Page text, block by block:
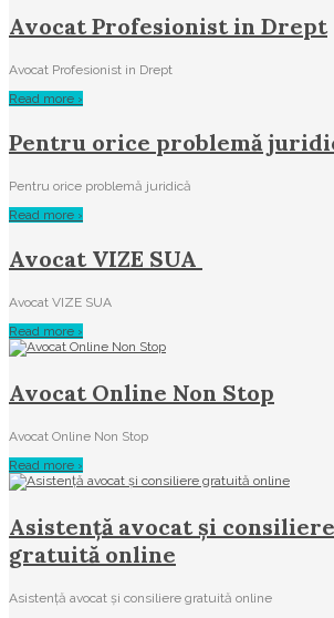
Avocat Profesionist in Drept
Avocat Profesionist in Drept
Read more ›
Pentru orice problemă
Pentru orice problemă juridică
Read more ›
Avocat VIZE SUA
Avocat VIZE SUA
Read more ›
Avocat Online Non Stop
Avocat Online Non Stop
Read more ›
Asistenţă avocat și consiliere
gratuită online
Asistenţă avocat și consiliere gratuită online